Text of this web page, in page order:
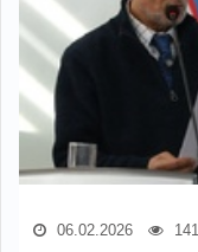
06.02.2026 141